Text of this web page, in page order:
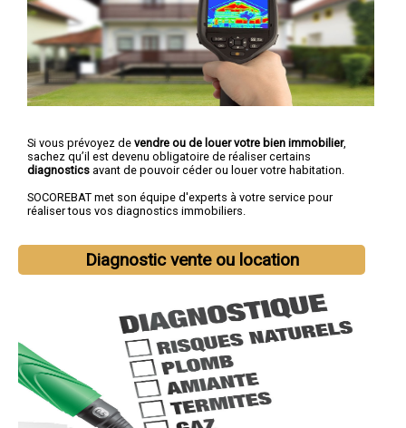
Si vous prévoyez de vendre ou de louer votre bien immobilier,
sachez qu’il est devenu obligatoire de réaliser certains
diagnostics avant de pouvoir céder ou louer votre habitation.
SOCOREBAT met son équipe d'experts à votre service pour
réaliser tous vos diagnostics immobiliers.
Diagnostic vente ou location